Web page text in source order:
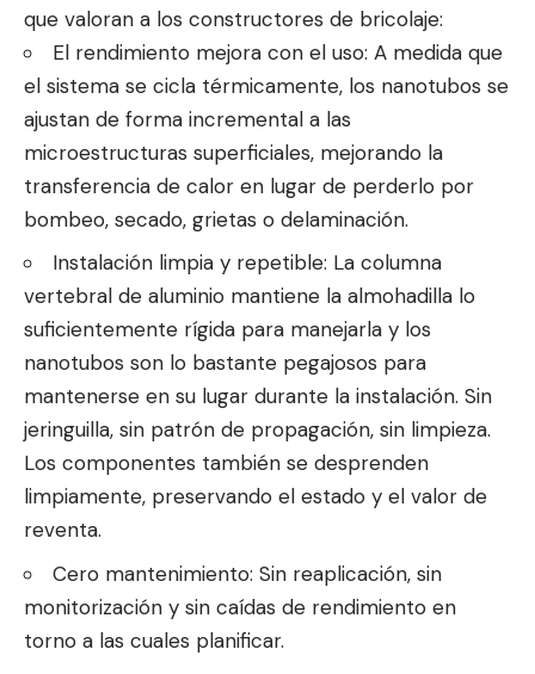
que valoran a los constructores de bricolaje:
El rendimiento mejora con el uso: A medida que
el sistema se cicla térmicamente, los nanotubos se
ajustan de forma incremental a las
microestructuras superficiales, mejorando la
transferencia de calor en lugar de perderlo por
bombeo, secado, grietas o delaminación.
Instalación limpia y repetible: La columna
vertebral de aluminio mantiene la almohadilla lo
suficientemente rígida para manejarla y los
nanotubos son lo bastante pegajosos para
mantenerse en su lugar durante la instalación. Sin
jeringuilla, sin patrón de propagación, sin limpieza.
Los componentes también se desprenden
limpiamente, preservando el estado y el valor de
reventa.
Cero mantenimiento: Sin reaplicación, sin
monitorización y sin caídas de rendimiento en
torno a las cuales planificar.